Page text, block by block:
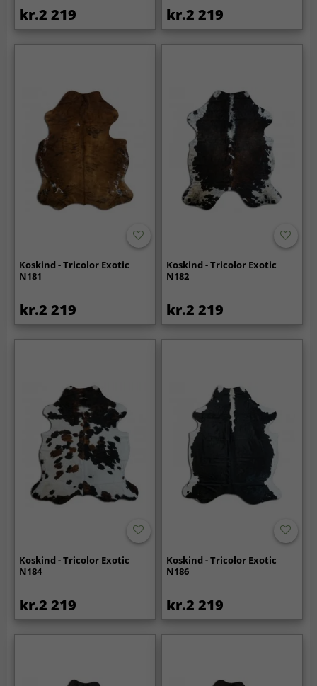
kr.2 219 kr.2 219
Koskind - Tricolor Exotic
N181
kr.2 219
Koskind - Tricolor Exotic
N182
kr.2 219
Koskind - Tricolor Exotic
N184
kr.2 219
Koskind - Tricolor Exotic
N186
kr.2 219